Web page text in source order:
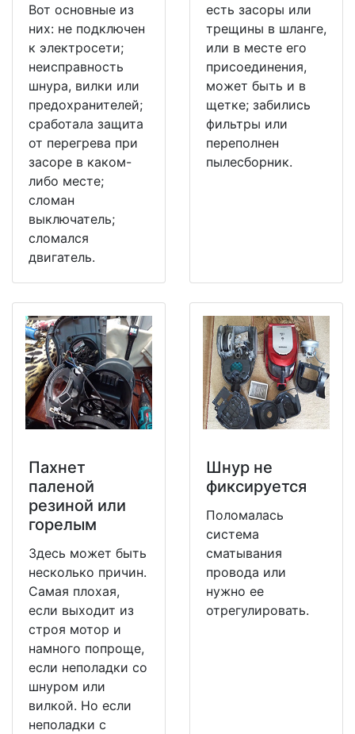
Вот основные из
них: не подключен
к электросети;
неисправность
шнура, вилки или
предохранителей;
сработала защита
от перегрева при
засоре в каком-
либо месте;
сломан
выключатель;
сломался
двигатель.
есть засоры или
трещины в шланге,
или в месте его
присоединения,
может быть и в
щетке; забились
фильтры или
переполнен
пылесборник.
Пахнет
паленой
резиной или
горелым
Здесь может быть
несколько причин.
Самая плохая,
если выходит из
строя мотор и
намного попроще,
если неполадки со
шнуром или
вилкой. Но если
неполадки с
Шнур не
фиксируется
Поломалась
система
сматывания
провода или
нужно ее
отрегулировать.